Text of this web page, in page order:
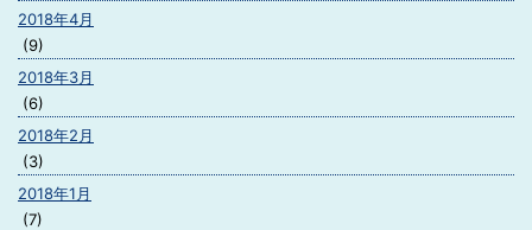
2018年4月
(9)
2018年3月
(6)
2018年2月
(3)
2018年1月
(7)